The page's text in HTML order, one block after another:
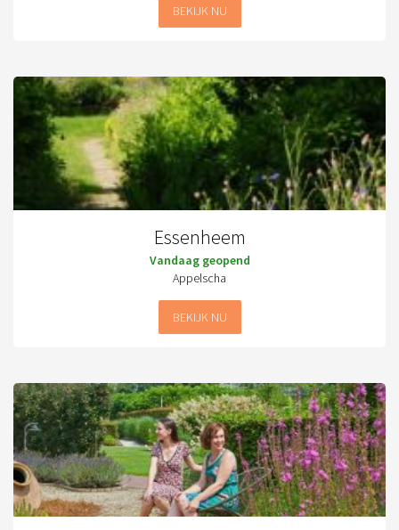
BEKIJK NU
Essenheem
Vandaag geopend
Appelscha
BEKIJK NU